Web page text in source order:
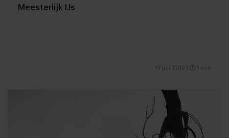
Meesterlijk IJs
17 juli 2012 1 min